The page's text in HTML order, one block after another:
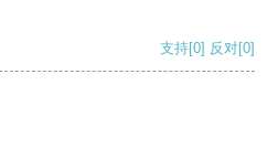
支持[0] 反对[0]